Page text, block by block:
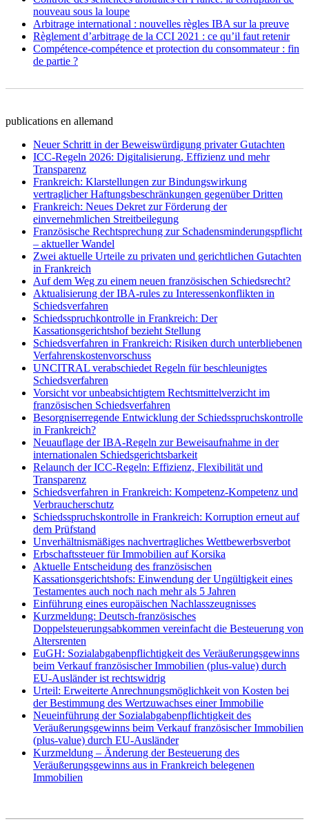
nouveau sous la loupe
Arbitrage international : nouvelles règles IBA sur la preuve
Règlement d’arbitrage de la CCI 2021 : ce qu’il faut retenir
Compétence-compétence et protection du consommateur : fin
de partie ?
publications en allemand
Neuer Schritt in der Beweiswürdigung privater Gutachten
ICC-Regeln 2026: Digitalisierung, Effizienz und mehr
Transparenz
Frankreich: Klarstellungen zur Bindungswirkung
vertraglicher Haftungsbeschränkungen gegenüber Dritten
Frankreich: Neues Dekret zur Förderung der
einvernehmlichen Streitbeilegung
Französische Rechtsprechung zur Schadensminderungspflicht
– aktueller Wandel
Zwei aktuelle Urteile zu privaten und gerichtlichen Gutachten
in Frankreich
Auf dem Weg zu einem neuen französischen Schiedsrecht?
Aktualisierung der IBA-rules zu Interessenkonflikten in
Schiedsverfahren
Schiedsspruchkontrolle in Frankreich: Der
Kassationsgerichtshof bezieht Stellung
Schiedsverfahren in Frankreich: Risiken durch unterbliebenen
Verfahrenskostenvorschuss
UNCITRAL verabschiedet Regeln für beschleunigtes
Schiedsverfahren
Vorsicht vor unbeabsichtigtem Rechtsmittelverzicht im
französischen Schiedsverfahren
Besorgniserregende Entwicklung der Schiedsspruchskontrolle
in Frankreich?
Neuauflage der IBA-Regeln zur Beweisaufnahme in der
internationalen Schiedsgerichtsbarkeit
Relaunch der ICC-Regeln: Effizienz, Flexibilität und
Transparenz
Schiedsverfahren in Frankreich: Kompetenz-Kompetenz und
Verbraucherschutz
Schiedsspruchskontrolle in Frankreich: Korruption erneut auf
dem Prüfstand
Unverhältnismäßiges nachvertragliches Wettbewerbsverbot
Erbschaftssteuer für Immobilien auf Korsika
Aktuelle Entscheidung des französischen
Kassationsgerichtshofs: Einwendung der Ungültigkeit eines
Testamentes auch noch nach mehr als 5 Jahren
Einführung eines europäischen Nachlasszeugnisses
Kurzmeldung: Deutsch-französisches
Doppelsteuerungsabkommen vereinfacht die Besteuerung von
Altersrenten
EuGH: Sozialabgabenpflichtigkeit des Veräußerungsgewinns
beim Verkauf französischer Immobilien (plus-value) durch
EU-Ausländer ist rechtswidrig
Urteil: Erweiterte Anrechnungsmöglichkeit von Kosten bei
der Bestimmung des Wertzuwachses einer Immobilie
Neueinführung der Sozialabgabenpflichtigkeit des
Veräußerungsgewinns beim Verkauf französischer Immobilien
(plus-value) durch EU-Ausländer
Kurzmeldung – Änderung der Besteuerung des
Veräußerungsgewinns aus in Frankreich belegenen
Immobilien